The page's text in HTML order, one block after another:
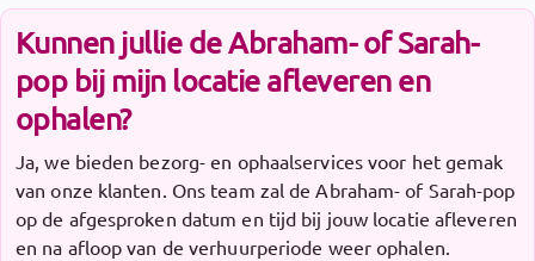
Kunnen jullie de Abraham- of Sarah-
pop bij mijn locatie afleveren en
ophalen?
Ja, we bieden bezorg- en ophaalservices voor het gemak
van onze klanten. Ons team zal de Abraham- of Sarah-pop
op de afgesproken datum en tijd bij jouw locatie afleveren
en na afloop van de verhuurperiode weer ophalen.